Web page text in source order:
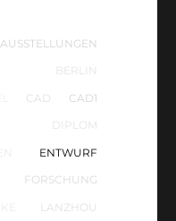
AUSSTELLUNGEN
BERLIN
CAD CAD1
DIPLOM
ENTWURF
FORSCHUNG
LANZHOU